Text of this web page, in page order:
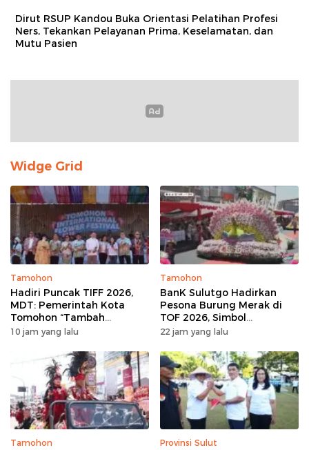
Dirut RSUP Kandou Buka Orientasi Pelatihan Profesi
Ners, Tekankan Pelayanan Prima, Keselamatan, dan
Mutu Pasien
Widge Grid
Tamohon
Hadiri Puncak TIFF 2026,
MDT: Pemerintah Kota
Tomohon “Tambah
Mantap”, Usai Parade
kepada Masyarakat
10 jam yang lalu
Tamohon
BanK Sulutgo Hadirkan
Pesona Burung Merak di
TOF 2026, Simbol
Keagungan Dan
22 jam yang lalu
Tamohon Provinsi Sulut